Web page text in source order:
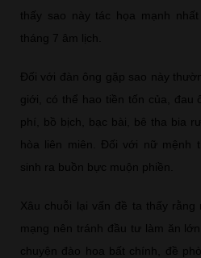
thấy sao này tác họa mạnh
tháng 7 âm lịch.
Đối với đàn ông gặp sao này
giới, có thể hao tiền tốn của, đau
phí, bồ bịch, bạc bài, bê tha bia
hòa liên miên. Đối với nữ mệnh
sinh ra buồn bực muộn phiền.
Xâu chuỗi lại vấn đề ta thấy rằng
mạng nên tránh đầu tư làm ăn
chuyện đào hoa bất chính, đề